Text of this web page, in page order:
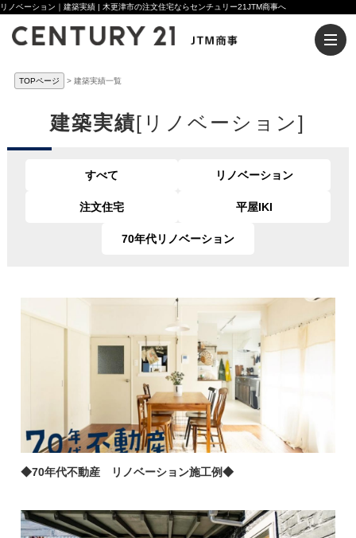
リノベーション｜建築実績 | 木更津市の注文住宅ならセンチュリー21JTM商事へ
TOPページ 建築実績一覧
建築実績[リノベーション]
すべて リノベーション
注文住宅 平屋IKI
70年代リノベーション
◆70年代不動産 リノベーション施工例◆